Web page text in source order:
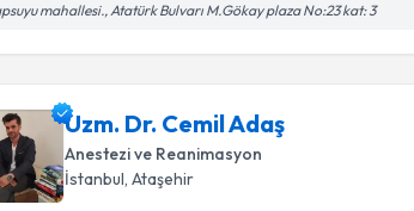
mahallesi., Atatürk Bulvarı M.Gökay plaza No:23 kat: 3
Uzm. Dr. Cemil Adaş
Anestezi ve Reanimasyon
İstanbul, Ataşehir